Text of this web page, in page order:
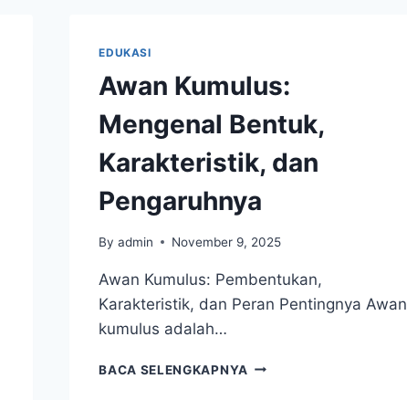
EDUKASI
Awan Kumulus:
Mengenal Bentuk,
Karakteristik, dan
Pengaruhnya
By admin November 9, 2025
Awan Kumulus: Pembentukan,
Karakteristik, dan Peran Pentingnya Awan
kumulus adalah…
BACA SELENGKAPNYA AWAN